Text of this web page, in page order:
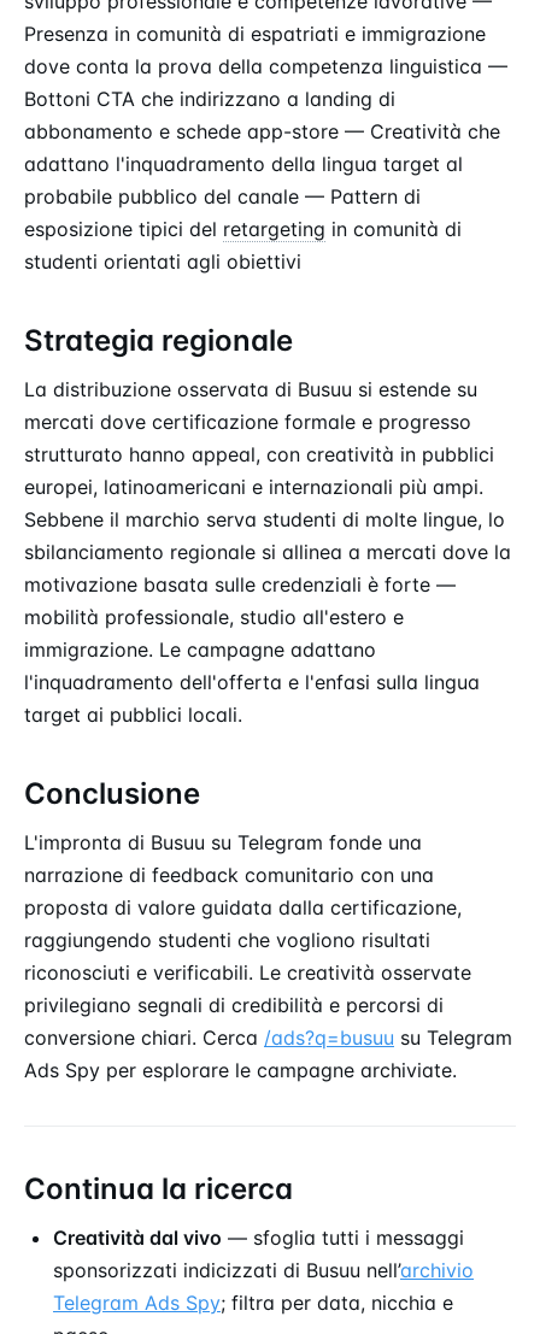
Presenza in comunità di espatriati e immigrazione
dove conta la prova della competenza linguistica —
Bottoni CTA che indirizzano a landing di
abbonamento e schede app-store — Creatività che
adattano l'inquadramento della lingua target al
probabile pubblico del canale — Pattern di
esposizione tipici del retargeting in comunità di
studenti orientati agli obiettivi
Strategia regionale
La distribuzione osservata di Busuu si estende su
mercati dove certificazione formale e progresso
strutturato hanno appeal, con creatività in pubblici
europei, latinoamericani e internazionali più ampi.
Sebbene il marchio serva studenti di molte lingue, lo
sbilanciamento regionale si allinea a mercati dove la
motivazione basata sulle credenziali è forte —
mobilità professionale, studio all'estero e
immigrazione. Le campagne adattano
l'inquadramento dell'offerta e l'enfasi sulla lingua
target ai pubblici locali.
Conclusione
L'impronta di Busuu su Telegram fonde una
narrazione di feedback comunitario con una
proposta di valore guidata dalla certificazione,
raggiungendo studenti che vogliono risultati
riconosciuti e verificabili. Le creatività osservate
privilegiano segnali di credibilità e percorsi di
conversione chiari. Cerca /ads?q=busuu su Telegram
Ads Spy per esplorare le campagne archiviate.
Continua la ricerca
Creatività dal vivo — sfoglia tutti i messaggi
sponsorizzati indicizzati di Busuu nell’archivio
Telegram Ads Spy; filtra per data, nicchia e